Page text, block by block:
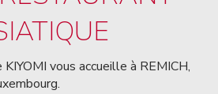
vous accueille à REMICH,